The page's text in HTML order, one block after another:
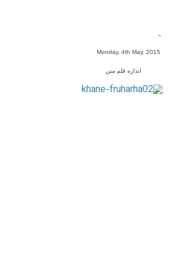
-
Monday, 4th May, 2015
اندازه قلم متن